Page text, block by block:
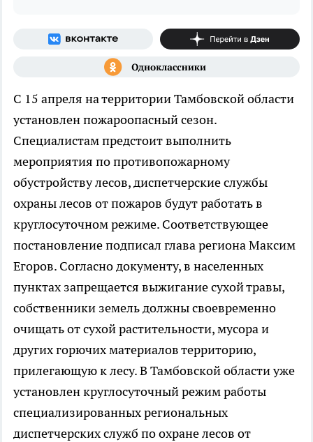
С 15 апреля на территории Тамбовской области
установлен пожароопасный сезон.
Специалистам предстоит выполнить
мероприятия по противопожарному
обустройству лесов, диспетчерские службы
охраны лесов от пожаров будут работать в
круглосуточном режиме. Соответствующее
постановление подписал глава региона Максим
Егоров. Согласно документу, в населенных
пунктах запрещается выжигание сухой травы,
собственники земель должны своевременно
очищать от сухой растительности, мусора и
других горючих материалов территорию,
прилегающую к лесу. В Тамбовской области уже
установлен круглосуточный режим работы
специализированных региональных
диспетчерских служб по охране лесов от